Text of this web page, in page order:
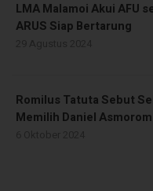
LMA Malamoi Akui AFU
ARUS Siap Bertarung
Romilus Tatuta Sebut
Memilih Daniel Asmorom